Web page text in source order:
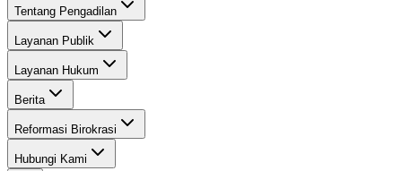
Tentang Pengadilan
Layanan Publik
Layanan Hukum
Berita
Reformasi Birokrasi
Hubungi Kami